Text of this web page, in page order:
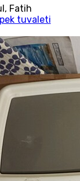
, Fatih
tuvaleti